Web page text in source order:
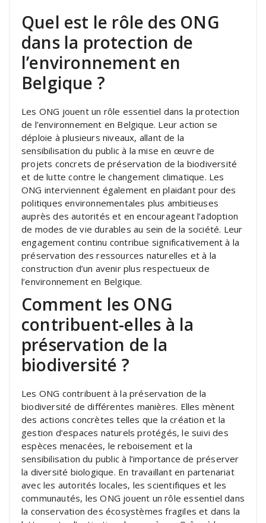
Quel est le rôle des ONG
dans la protection de
l’environnement en
Belgique ?
Les ONG jouent un rôle essentiel dans la protection
de l’environnement en Belgique. Leur action se
déploie à plusieurs niveaux, allant de la
sensibilisation du public à la mise en œuvre de
projets concrets de préservation de la biodiversité
et de lutte contre le changement climatique. Les
ONG interviennent également en plaidant pour des
politiques environnementales plus ambitieuses
auprès des autorités et en encourageant l’adoption
de modes de vie durables au sein de la société. Leur
engagement continu contribue significativement à la
préservation des ressources naturelles et à la
construction d’un avenir plus respectueux de
l’environnement en Belgique.
Comment les ONG
contribuent-elles à la
préservation de la
biodiversité ?
Les ONG contribuent à la préservation de la
biodiversité de différentes manières. Elles mènent
des actions concrètes telles que la création et la
gestion d’espaces naturels protégés, le suivi des
espèces menacées, le reboisement et la
sensibilisation du public à l’importance de préserver
la diversité biologique. En travaillant en partenariat
avec les autorités locales, les scientifiques et les
communautés, les ONG jouent un rôle essentiel dans
la conservation des écosystèmes fragiles et dans la